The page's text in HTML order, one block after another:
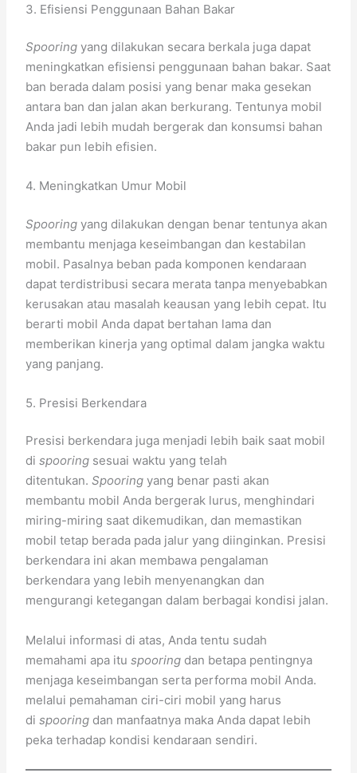
3. Efisiensi Penggunaan Bahan Bakar
Spooringyang dilakukan secara berkala juga dapat
meningkatkan efisiensi penggunaan bahan bakar. Saat
ban berada dalam posisi yang benar maka gesekan
antara ban dan jalan akan berkurang. Tentunya mobil
Anda jadi lebih mudah bergerak dan konsumsi bahan
bakar pun lebih efisien.
4. Meningkatkan Umur Mobil
Spooringyang dilakukan dengan benar tentunya akan
membantu menjaga keseimbangan dan kestabilan
mobil. Pasalnya beban pada komponen kendaraan
dapat terdistribusi secara merata tanpa menyebabkan
kerusakan atau masalah keausan yang lebih cepat. Itu
berarti mobil Anda dapat bertahan lama dan
memberikan kinerja yang optimal dalam jangka waktu
yang panjang.
5. Presisi Berkendara
Presisi berkendara juga menjadi lebih baik saat mobil
dispooring sesuai waktu yang telah
ditentukan.Spooringyang benar pasti akan
membantu mobil Anda bergerak lurus, menghindari
miring-miring saat dikemudikan, dan memastikan
mobil tetap berada pada jalur yang diinginkan. Presisi
berkendara ini akan membawa pengalaman
berkendara yang lebih menyenangkan dan
mengurangi ketegangan dalam berbagai kondisi jalan.
Melalui informasi di atas, Anda tentu sudah
memahami apa ituspooring dan betapa pentingnya
menjaga keseimbangan serta performa mobil Anda.
melalui pemahaman ciri-ciri mobil yang harus
dispooring dan manfaatnya maka Anda dapat lebih
peka terhadap kondisi kendaraan sendiri.